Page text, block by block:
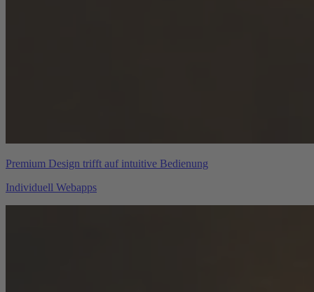
Premium Design trifft auf intuitive Bedienung
Individuell Webapps